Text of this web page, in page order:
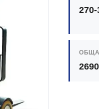
2690